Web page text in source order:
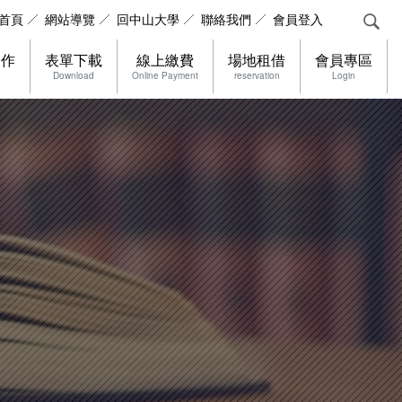
頁 網站導覽 回中山大學 聯絡我們 會員登入
表單下載
Download
線上繳費
Online Payment
場地租借
reservation
會員專區
Login
社群分享工具列